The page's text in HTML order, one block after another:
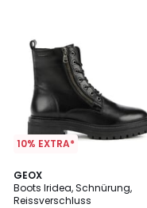
10% EXTRA*
GEOX
Boots Iridea, Schnürung,
Reissverschluss
4,8
/ 5